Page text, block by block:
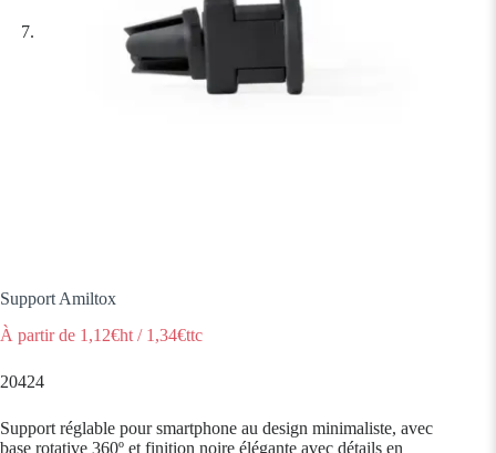
Support Amiltox
À partir de 1,12€ht / 1,34€ttc
20424
Support réglable pour smartphone au design minimaliste, avec
base rotative 360º et finition noire élégante avec détails en